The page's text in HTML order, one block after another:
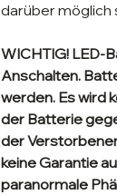
darüber möglich
WICHTIG! LED-
Anschalten.
werden. Es wird
der Batterie
der
keine Garantie
paranormale